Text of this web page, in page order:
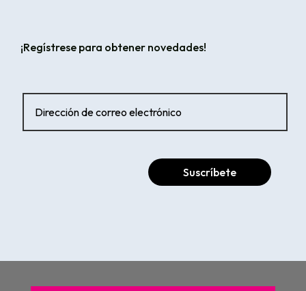
¡Regístrese para obtener novedades!
Suscríbete